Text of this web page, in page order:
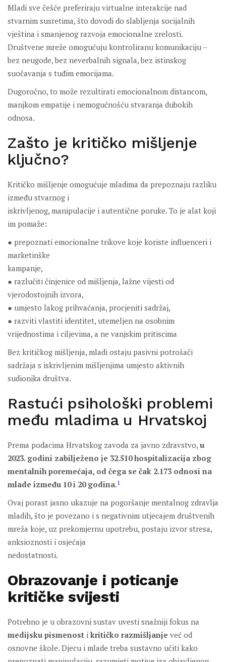
Mladi sve češće preferiraju virtualne interakcije nad
stvarnim susretima, što dovodi do slabljenja socijalnih
vještina i smanjenog razvoja emocionalne zrelosti.
Društvene mreže omogućuju kontroliranu komunikaciju –
bez neugode, bez neverbalnih signala, bez istinskog
suočavanja s tuđim emocijama.
Dugoročno, to može rezultirati emocionalnom distancom,
manjkom empatije i nemogućnošću stvaranja dubokih
odnosa.
Zašto je kritičko mišljenje
ključno?
Kritičko mišljenje omogućuje mladima da prepoznaju razliku
između stvarnog i
iskrivljenog, manipulacije i autentične poruke. To je alat koji
im pomaže:
● prepoznati emocionalne trikove koje koriste influenceri i
marketinške
kampanje,
● razlučiti činjenice od mišljenja, lažne vijesti od
vjerodostojnih izvora,
● umjesto lakog prihvaćanja, procjeniti sadržaj,
● razviti vlastiti identitet, utemeljen na osobnim
vrijednostima i ciljevima, a ne vanjskim pritiscima
Bez kritičkog mišljenja, mladi ostaju pasivni potrošači
sadržaja s iskrivljenim mišljenjima umjesto aktivnih
sudionika društva.
Rastući psihološki problemi
među mladima u Hrvatskoj
Prema podacima Hrvatskog zavoda za javno zdravstvo, u
2023. godini zabilježeno je 32.510 hospitalizacija zbog
mentalnih poremećaja, od čega se čak 2.173 odnosi na
mlade između 10 i 20 godina.1
Ovaj porast jasno ukazuje na pogoršanje mentalnog zdravlja
mladih, što je povezano i s negativnim utjecajem društvenih
mreža koje, uz prekomjernu upotrebu, postaju izvor stresa,
anksioznosti i osjećaja
nedostatnosti.
Obrazovanje i poticanje
kritičke svijesti
Potrebno je u obrazovni sustav uvesti snažniji fokus na
medijsku pismenost i kritičko razmišljanje već od
osnovne škole. Djecu i mlade treba sustavno učiti kako